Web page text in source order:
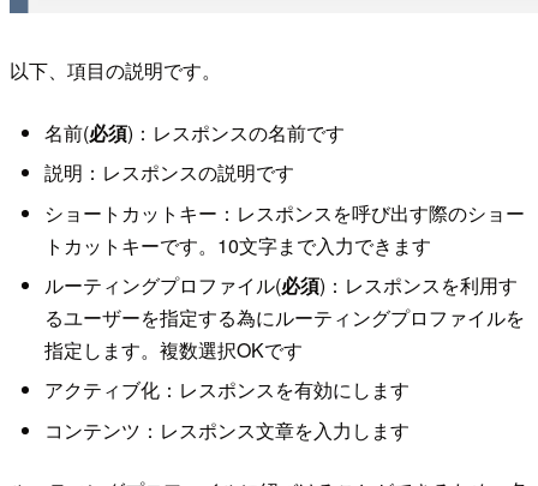
以下、項目の説明です。
名前(必須)：レスポンスの名前です
説明：レスポンスの説明です
ショートカットキー：レスポンスを呼び出す際のショー
トカットキーです。10文字まで入力できます
ルーティングプロファイル(必須)：レスポンスを利用す
るユーザーを指定する為にルーティングプロファイルを
指定します。複数選択OKです
アクティブ化：レスポンスを有効にします
コンテンツ：レスポンス文章を入力します